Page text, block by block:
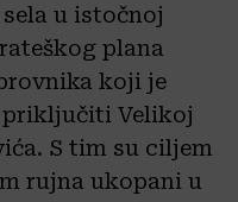
u istočnoj
plana
koji je
Velikoj
S tim su ciljem
rujna ukopani u